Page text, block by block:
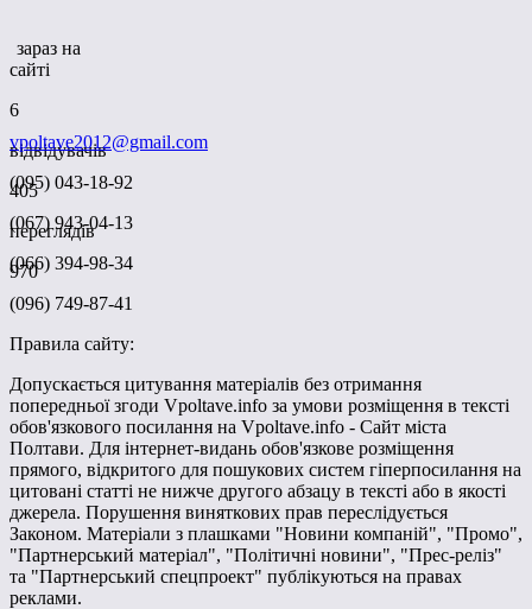
зараз на
сайті
6
відвідувачів
405
переглядів
970
vpoltave2012@gmail.com
(095) 043-18-92
(067) 943-04-13
(066) 394-98-34
(096) 749-87-41
Правила сайту:
Допускається цитування матеріалів без отримання
попередньої згоди Vpoltave.info за умови розміщення в тексті
обов'язкового посилання на Vpoltave.info - Сайт міста
Полтави. Для інтернет-видань обов'язкове розміщення
прямого, відкритого для пошукових систем гіперпосилання на
цитовані статті не нижче другого абзацу в тексті або в якості
джерела. Порушення виняткових прав переслідується
Законом. Матеріали з плашками "Новини компаній", "Промо",
"Партнерський матеріал", "Політичні новини", "Прес-реліз"
та "Партнерський спецпроект" публікуються на правах
реклами.